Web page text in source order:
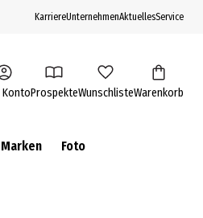
KarriereUnternehmenAktuellesService
KontoProspekteWunschlisteWarenkorb
Marken Foto